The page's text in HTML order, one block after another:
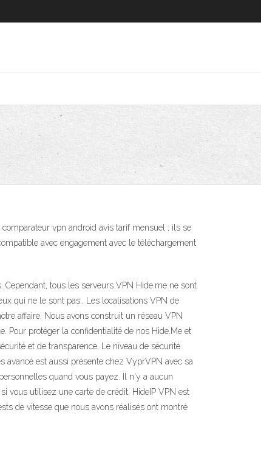
vpn android avis tarif mensuel ; ils se
avec engagement avec le téléchargement
tous les serveurs VPN Hide.me ne sont
qui ne le sont pas.. Les localisations VPN de
affaire. Nous avons construit un réseau VPN
Pour protéger la confidentialité de nos Hide.Me et
et de transparence. Le niveau de sécurité
avancé est aussi présente chez VyprVPN avec sa
quand vous payez. Il n'y a aucun
vous utilisez une carte de crédit. HideIP VPN est
de vitesse que nous avons réalisés ont montré